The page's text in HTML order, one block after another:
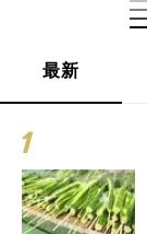
最新